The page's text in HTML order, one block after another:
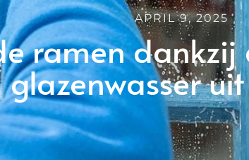
APRIL 9, 2025
ramen dankzij
glazenwasser